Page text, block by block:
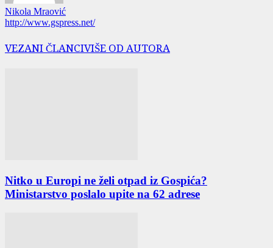
Nikola Mraović
http://www.gspress.net/
VEZANI ČLANCIVIŠE OD AUTORA
Nitko u Europi ne želi otpad iz Gospića?
Ministarstvo poslalo upite na 62 adrese